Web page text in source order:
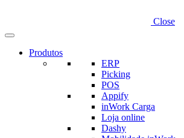
Close
Produtos
ERP
Picking
POS
Appify
inWork Carga
Loja online
Dashy